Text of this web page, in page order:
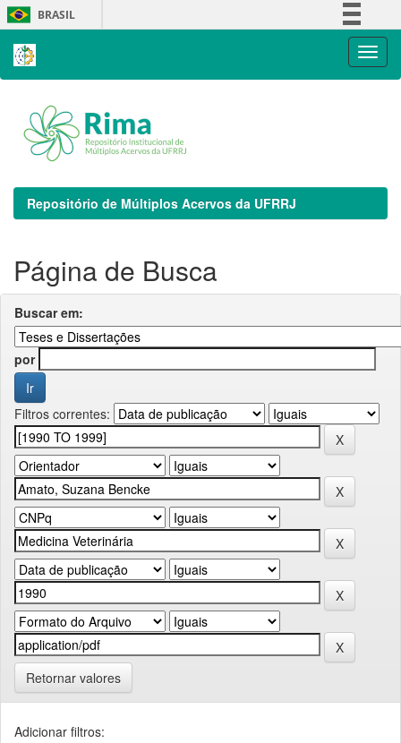
Skip
navigation
BRASIL
Repositório de Múltiplos Acervos da UFRRJ
Página de Busca
Buscar em:
por
Filtros correntes:
Retornar valores
Adicionar filtros: